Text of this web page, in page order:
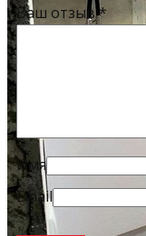
Ваш отзыв*
Имя
Email